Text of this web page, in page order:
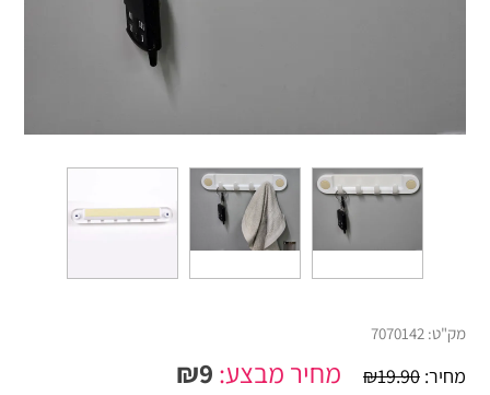
מק"ט: 7070142
מחיר: ₪19.90 מחיר מבצע: ₪9